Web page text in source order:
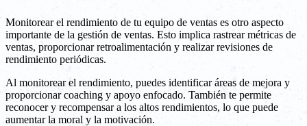
Monitorear el rendimiento de tu equipo de ventas es otro aspecto
importante de la gestión de ventas. Esto implica rastrear métricas de
ventas, proporcionar retroalimentación y realizar revisiones de
rendimiento periódicas.
Al monitorear el rendimiento, puedes identificar áreas de mejora y
proporcionar coaching y apoyo enfocado. También te permite
reconocer y recompensar a los altos rendimientos, lo que puede
aumentar la moral y la motivación.